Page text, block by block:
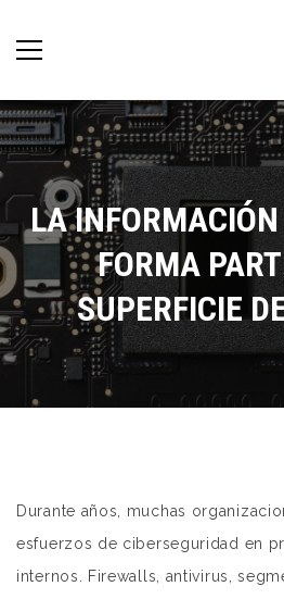
LA
FORMA
SUPERFICIE
Durante años, muchas
esfuerzos de ciberseguridad en
internos. Firewalls, antivirus,